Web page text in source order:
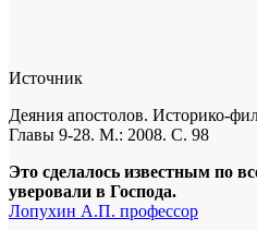
Источник
Деяния апостолов. Историко-
Главы 9-28. М.: 2008. С. 98
Это сделалось известным по
уверовали в Господа.
Лопухин А.П. профессор